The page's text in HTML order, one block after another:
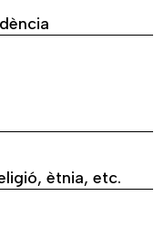
ètnia, etc.